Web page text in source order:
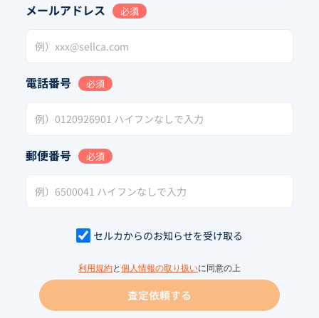
メールアドレス 必須
電話番号 必須
郵便番号 必須
セルカからのお知らせを受け取る
利用規約と 個人情報の取り扱いに同意の上
査定依頼する